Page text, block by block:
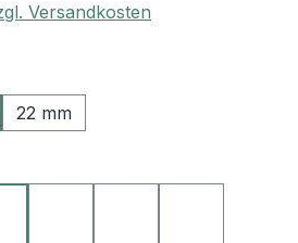
Versandkosten
nicht verfügbar.)
22 mm